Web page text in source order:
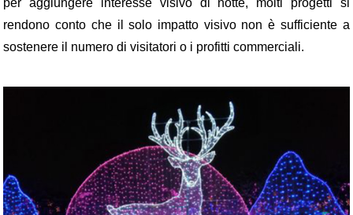
per aggiungere interesse visivo di notte, molti progetti si
rendono conto che il solo impatto visivo non è sufficiente a
sostenere il numero di visitatori o i profitti commerciali.